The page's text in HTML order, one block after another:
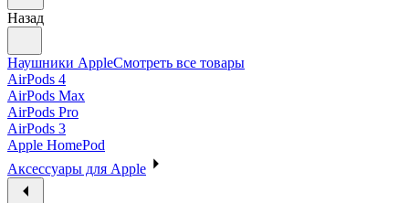
Назад
Наушники AppleСмотреть все товары
AirPods 4
AirPods Max
AirPods Pro
AirPods 3
Apple HomePod
Аксессуары для Apple